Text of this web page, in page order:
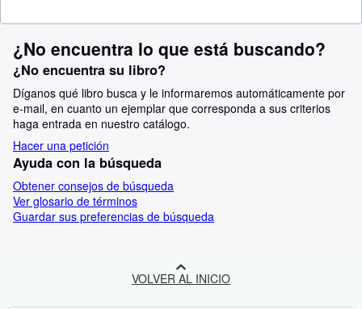
¿No encuentra lo que está buscando?
¿No encuentra su libro?
Díganos qué libro busca y le informaremos automáticamente por
e-mail, en cuanto un ejemplar que corresponda a sus criterios
haga entrada en nuestro catálogo.
Hacer una petición
Ayuda con la búsqueda
Obtener consejos de búsqueda
Ver glosario de términos
Guardar sus preferencias de búsqueda
VOLVER AL INICIO